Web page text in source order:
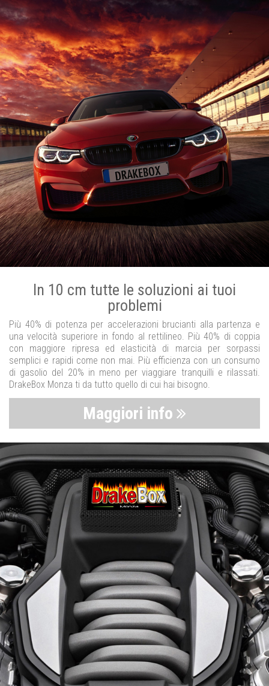
In 10 cm tutte le soluzioni ai tuoi
problemi
Più 40% di potenza per accelerazioni brucianti alla partenza e
una velocità superiore in fondo al rettilineo. Più 40% di coppia
con maggiore ripresa ed elasticità di marcia per sorpassi
semplici e rapidi come non mai. Più efficienza con un consumo
di gasolio del 20% in meno per viaggiare tranquilli e rilassati.
DrakeBox Monza ti da tutto quello di cui hai bisogno.
Maggiori info